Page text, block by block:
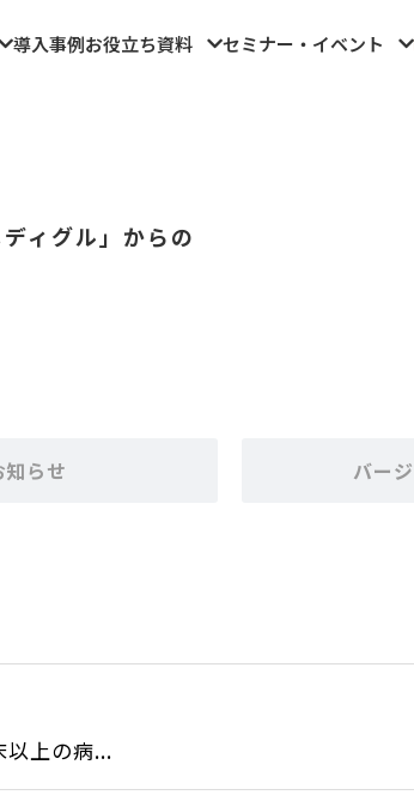
導入事例お役立ち資料 セミナー・イベント
ィグル」からの
知らせ バー
以上の病...